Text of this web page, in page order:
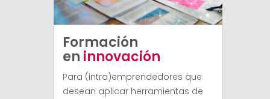
Formación
en innovación
Para (intra)emprendedores que
desean aplicar herramientas de